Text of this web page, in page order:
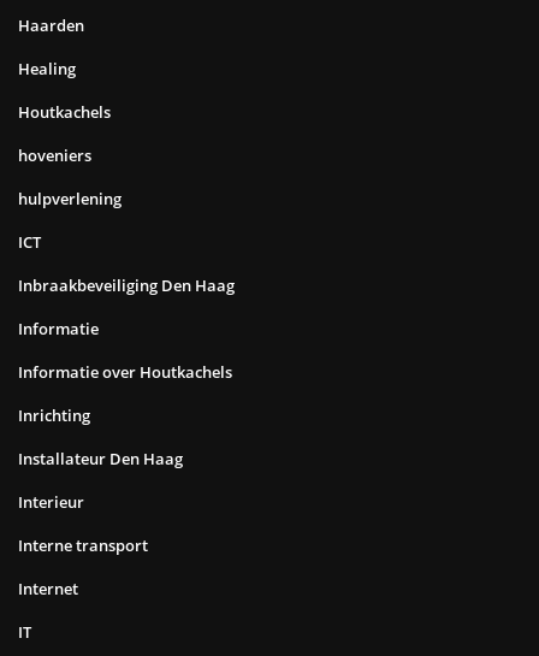
Haarden
Healing
Houtkachels
hoveniers
hulpverlening
ICT
Inbraakbeveiliging Den Haag
Informatie
Informatie over Houtkachels
Inrichting
Installateur Den Haag
Interieur
Interne transport
Internet
IT